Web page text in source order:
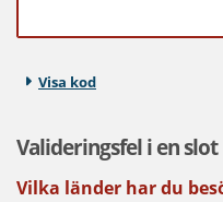
Visa kod
Valideringsfel i en slot
Vilka länder har du